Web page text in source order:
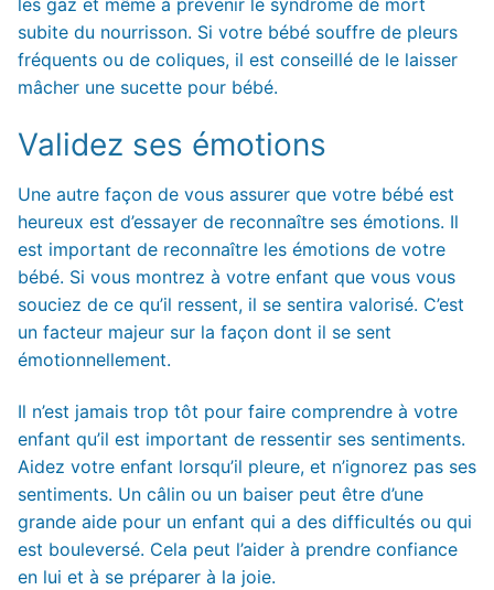
subite du nourrisson. Si votre bébé souffre de pleurs
fréquents ou de coliques, il est conseillé de le laisser
mâcher une sucette pour bébé.
Validez ses émotions
Une autre façon de vous assurer que votre bébé est
heureux est d’essayer de reconnaître ses émotions. Il
est important de reconnaître les émotions de votre
bébé. Si vous montrez à votre enfant que vous vous
souciez de ce qu’il ressent, il se sentira valorisé. C’est
un facteur majeur sur la façon dont il se sent
émotionnellement.
Il n’est jamais trop tôt pour faire comprendre à votre
enfant qu’il est important de ressentir ses sentiments.
Aidez votre enfant lorsqu’il pleure, et n’ignorez pas ses
sentiments. Un câlin ou un baiser peut être d’une
grande aide pour un enfant qui a des difficultés ou qui
est bouleversé. Cela peut l’aider à prendre confiance
en lui et à se préparer à la joie.